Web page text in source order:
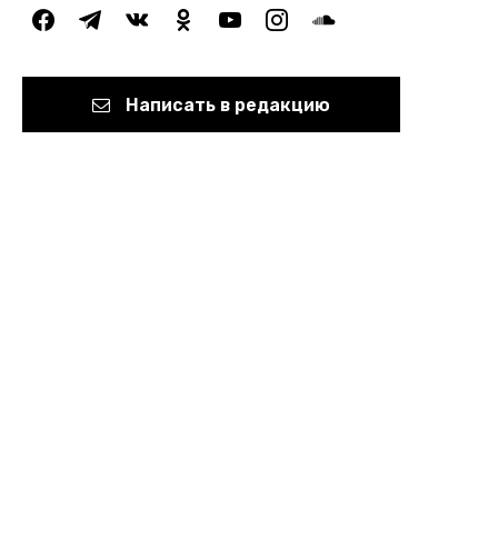
facebooktelegramvkontakteodnoklassniki
youtubeinstagramsoundcloud
Написать в редакцию